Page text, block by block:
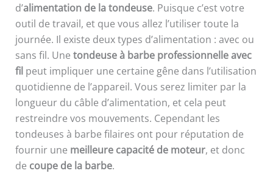
d’alimentation de la tondeuse. Puisque c’est votre
outil de travail, et que vous allez l’utiliser toute la
journée. Il existe deux types d’alimentation : avec ou
sans fil. Une tondeuse à barbe professionnelle avec
fil peut impliquer une certaine gêne dans l’utilisation
quotidienne de l’appareil. Vous serez limiter par la
longueur du câble d’alimentation, et cela peut
restreindre vos mouvements. Cependant les
tondeuses à barbe filaires ont pour réputation de
fournir une meilleure capacité de moteur, et donc
de coupe de la barbe.